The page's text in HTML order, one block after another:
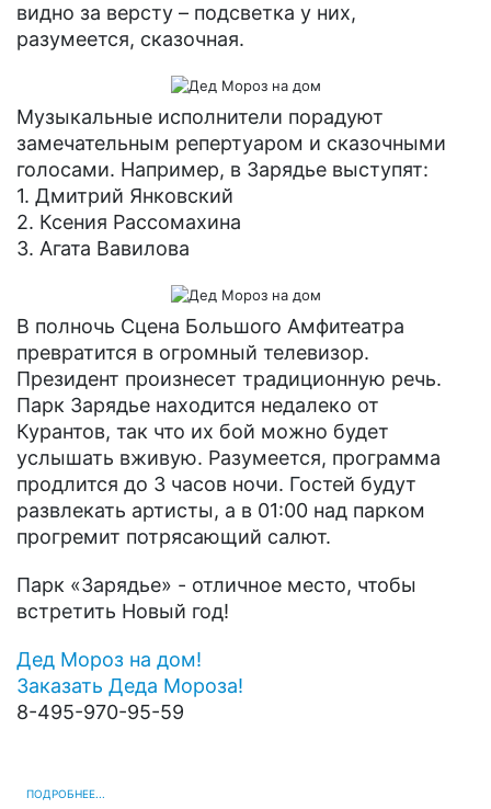
видно за версту – подсветка у них,
разумеется, сказочная.
Музыкальные исполнители порадуют
замечательным репертуаром и сказочными
голосами. Например, в Зарядье выступят:
1. Дмитрий Янковский
2. Ксения Рассомахина
3. Агата Вавилова
В полночь Сцена Большого Амфитеатра
превратится в огромный телевизор.
Президент произнесет традиционную речь.
Парк Зарядье находится недалеко от
Курантов, так что их бой можно будет
услышать вживую. Разумеется, программа
продлится до 3 часов ночи. Гостей будут
развлекать артисты, а в 01:00 над парком
прогремит потрясающий салют.
Парк «Зарядье» - отличное место, чтобы
встретить Новый год!
Дед Мороз на дом!
Заказать Деда Мороза!
8-495-970-95-59
ПОДРОБНЕЕ...